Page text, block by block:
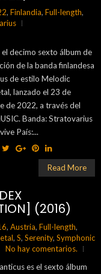
, Finlandia, Full-length,
el decimo sexto álbum de
de la banda finlandesa
de estilo Melodic
lanzado el 23 de
de 2022, a través del
Banda: Stratovarius
País:...
Read More
(2016)
, Austria, Full-length,
, S, Serenity, Symphonic
No hay comentarios.
es el sexto álbum